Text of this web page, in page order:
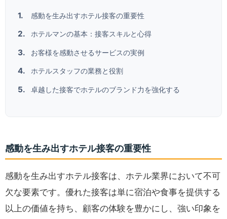
感動を生み出すホテル接客の重要性
ホテルマンの基本：接客スキルと心得
お客様を感動させるサービスの実例
ホテルスタッフの業務と役割
卓越した接客でホテルのブランド力を強化する
感動を生み出すホテル接客の重要性
感動を生み出すホテル接客は、ホテル業界において不可
欠な要素です。優れた接客は単に宿泊や食事を提供する
以上の価値を持ち、顧客の体験を豊かにし、強い印象を